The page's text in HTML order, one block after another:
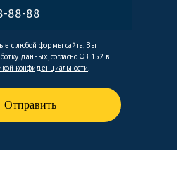
с любой формы сайта, Вы
данных, согласно ФЗ 152 в
конфиденциальности.